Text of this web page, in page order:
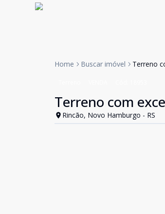
Home Buscar imóvel Terreno
Terreno com
Rincão, Novo Hamburgo - RS